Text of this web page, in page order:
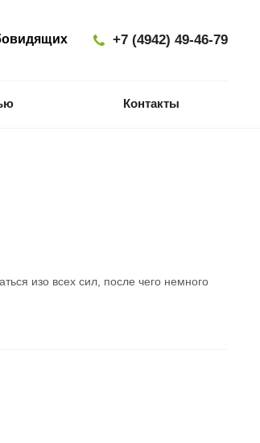
+7 (4942) 49-46-79
Контакты
изо всех сил, после чего немного